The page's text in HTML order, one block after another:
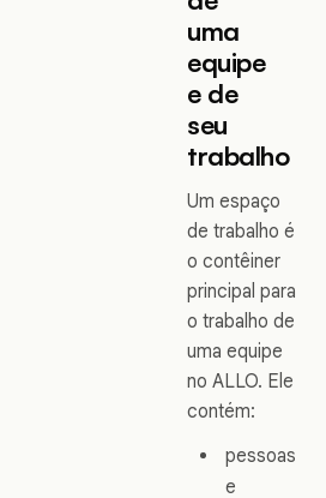
uma
equipe
e de
seu
trabalho
Um espaço
de trabalho é
o contêiner
principal para
o trabalho de
uma equipe
no ALLO. Ele
contém:
pessoas
e